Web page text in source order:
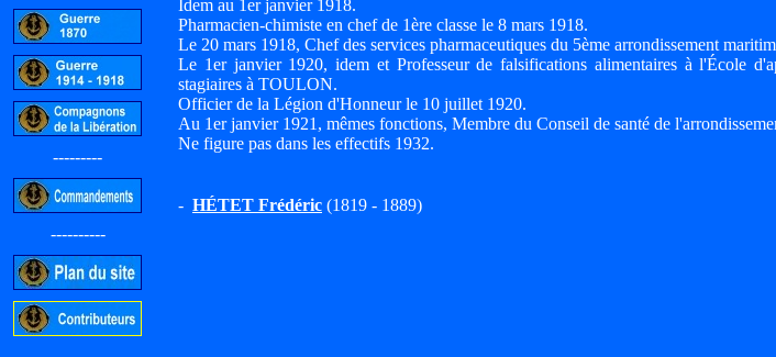
---------
----------
Idem au 1er janvier 1918.
Pharmacien-chimiste en chef de 1ère classe le 8 mars 1918.
Le 20 mars 1918, Chef des services pharmaceutiques du 5ème arrondissement
Le 1er janvier 1920, idem et Professeur de falsifications alimentaires à l'École
stagiaires à TOULON.
Officier de la Légion d'Honneur le 10 juillet 1920.
Au 1er janvier 1921, mêmes fonctions, Membre du Conseil de santé de
Ne figure pas dans les effectifs 1932.
- HÉTET Frédéric (1819 - 1889)